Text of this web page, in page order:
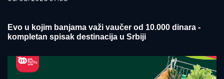
Evo u kojim banjama važi vaučer od 10.000 dinara -
kompletan spisak destinacija u Srbiji